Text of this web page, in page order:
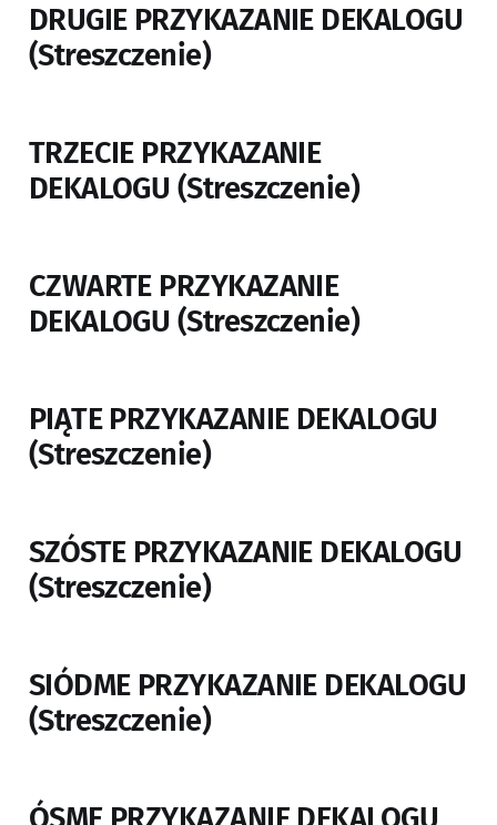
DRUGIE PRZYKAZANIE DEKALOGU
(Streszczenie)
TRZECIE PRZYKAZANIE
DEKALOGU (Streszczenie)
CZWARTE PRZYKAZANIE
DEKALOGU (Streszczenie)
PIĄTE PRZYKAZANIE DEKALOGU
(Streszczenie)
SZÓSTE PRZYKAZANIE DEKALOGU
(Streszczenie)
SIÓDME PRZYKAZANIE DEKALOGU
(Streszczenie)